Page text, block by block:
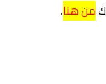
من هنا.